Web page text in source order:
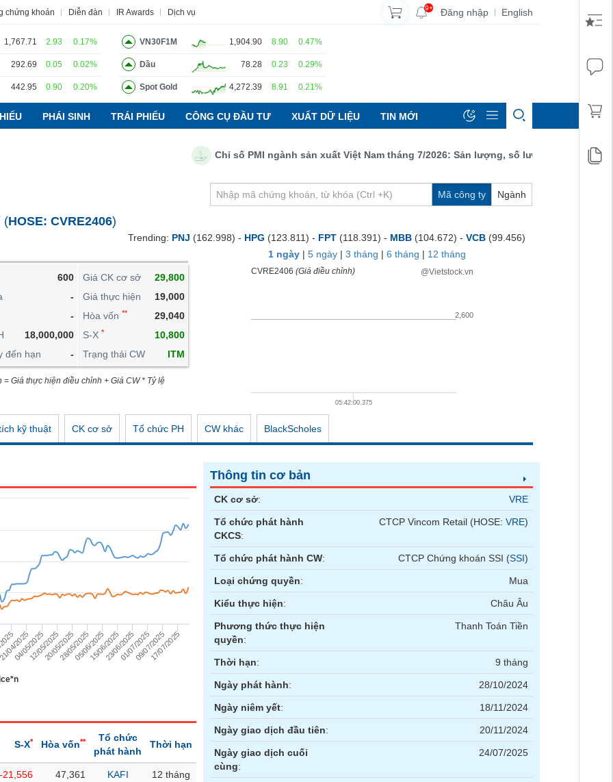
chứng khoán Diễn đàn IR Awards Dịch vụ 9+ Đăng nhập | English
1,767.71 2.93 0.17%
292.69 0.05 0.02%
442.95 0.90 0.20%
VN30F1M 1,904.90 8.90 0.47%
Dầu 78.28 0.23 0.29%
Spot Gold 4,272.39 8.91 0.21%
PHÁI SINH TRÁI PHIẾU CÔNG CỤ ĐẦU TƯ XUẤT DỮ LIỆU TIN MỚI
Chỉ số PMI ngành sản xuất Việt Nam tháng 7/2026: Sản lượng, số lượng đơn đặt hàng
Mã công ty Ngành
(HOSE: CVRE2406)
600
-
-
18,000,000
đến hạn
-
Giá CK cơ sở
29,800
Giá thực hiện
19,000
Hòa vốn **
29,040
S-X *
10,800
Trạng thái CW
ITM
Giá thực hiện điều chỉnh + Giá CW * Tỷ lệ
Trending: PNJ (162.998) - HPG (123.811) - FPT (118.391) - MBB (104.672) - VCB (99.456)
1 ngày | 5 ngày | 3 tháng | 6 tháng | 12 tháng
CVRE2406 (Giá điều chỉnh) @Vietstock.vn
05:42:00.375
2,600
kỹ thuật CK cơ sở Tổ chức PH CW khác BlackScholes
04/2025
04/05/202512/05/202520/05/202528/05/202505/06/202515/06/202523/06/202501/07/202509/07/2025
17/07/2025
S-X* Hòa vốn**
Tổ chức
phát hành
Thời hạn
-21,556 47,361 KAFI 12 tháng
Thông tin cơ bản
CK cơ sở: VRE
Tổ chức phát hành
CKCS:
CTCP Vincom Retail (HOSE:VRE)
Tổ chức phát hành CW: CTCP Chứng khoán SSI (SSI)
Loại chứng quyền: Mua
Kiểu thực hiện: Châu Âu
Phương thức thực hiện
quyền:
Thanh Toán Tiền
Thời hạn: 9 tháng
Ngày phát hành: 28/10/2024
Ngày niêm yết: 18/11/2024
Ngày giao dịch đầu tiên: 20/11/2024
Ngày giao dịch cuối
cùng:
24/07/2025
Tin tức Báo cáo phân tích Thuật ngữ Dịch vụ
VIETSTOCKFINANCE
PHÁI SINH
TRÁI PHIẾU
CÔNG CỤ ĐẦU TƯ
XUẤT DỮ LIỆU
TIN MỚI